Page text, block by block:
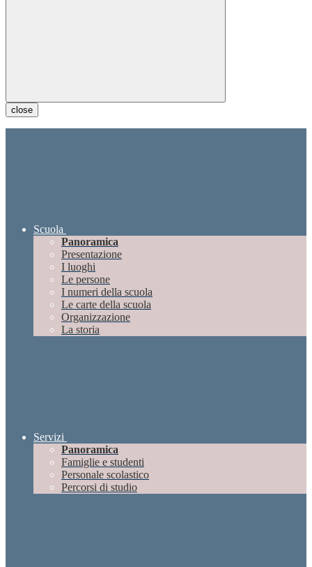
close
Scuola
Panoramica
Presentazione
I luoghi
Le persone
I numeri della scuola
Le carte della scuola
Organizzazione
La storia
Servizi
Panoramica
Famiglie e studenti
Personale scolastico
Percorsi di studio